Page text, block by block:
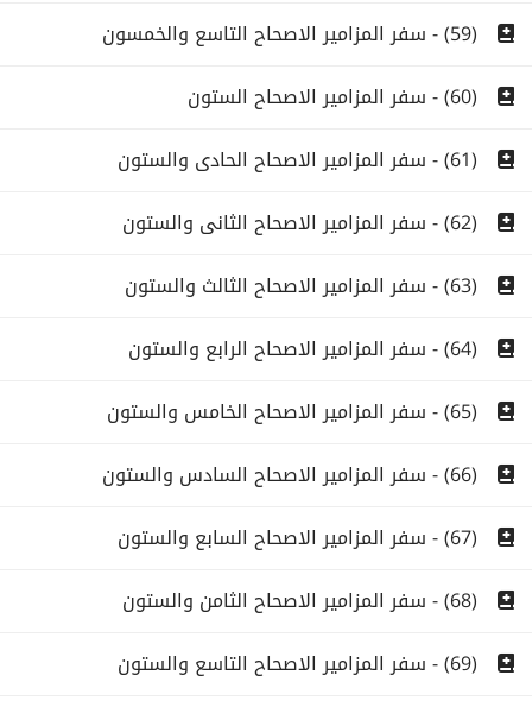
(59) - سفر المزامير الاصحاح التاسع والخمسون
(60) - سفر المزامير الاصحاح الستون
(61) - سفر المزامير الاصحاح الحادى والستون
(62) - سفر المزامير الاصحاح الثانى والستون
(63) - سفر المزامير الاصحاح الثالث والستون
(64) - سفر المزامير الاصحاح الرابع والستون
(65) - سفر المزامير الاصحاح الخامس والستون
(66) - سفر المزامير الاصحاح السادس والستون
(67) - سفر المزامير الاصحاح السابع والستون
(68) - سفر المزامير الاصحاح الثامن والستون
(69) - سفر المزامير الاصحاح التاسع والستون